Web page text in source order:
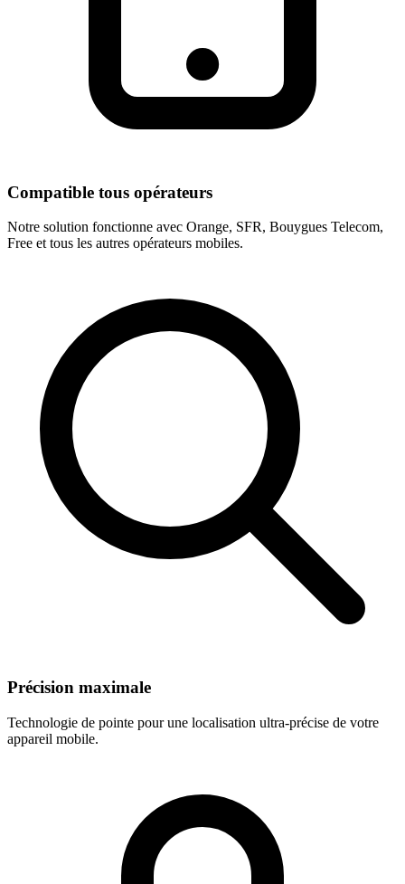
Compatible tous opérateurs
Notre solution fonctionne avec Orange, SFR, Bouygues Telecom,
Free et tous les autres opérateurs mobiles.
Précision maximale
Technologie de pointe pour une localisation ultra-précise de votre
appareil mobile.